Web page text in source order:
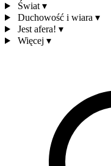
Świat ▾
Duchowość i wiara ▾
Jest afera! ▾
Więcej ▾